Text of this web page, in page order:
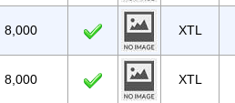
8,000 XTL
8,000 XTL